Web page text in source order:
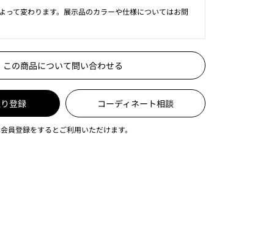
って変わります。展示品のカラーや仕様についてはお問
この商品について問い合わせる
登録 コーディネート相談
員登録をするとご利用いただけます。